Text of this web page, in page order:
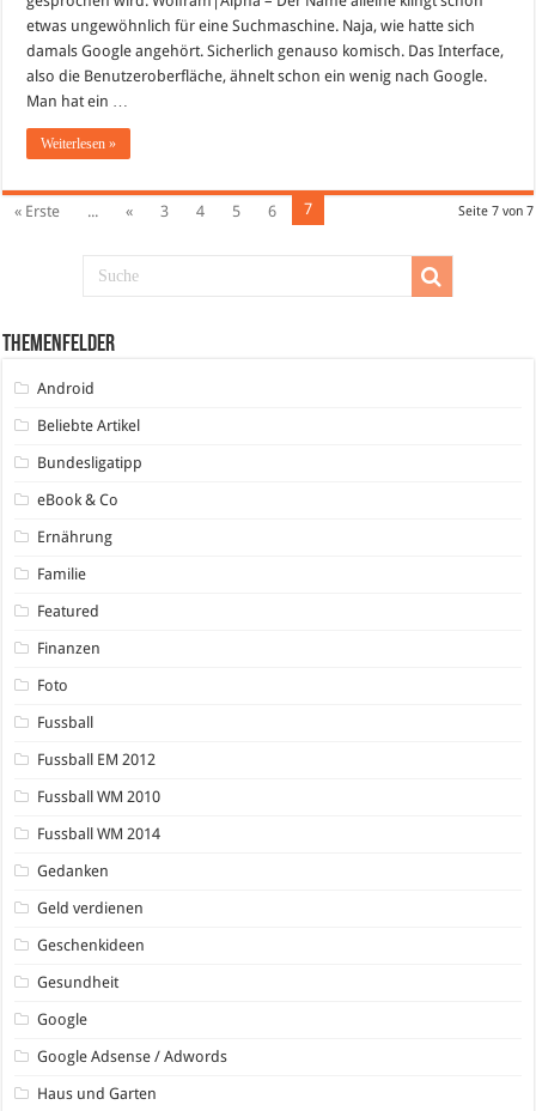
Suchmaschine
etwas ungewöhnlich für eine Suchmaschine. Naja, wie hatte sich
damals Google angehört. Sicherlich genauso komisch. Das Interface,
also die Benutzeroberfläche, ähnelt schon ein wenig nach Google.
Man hat ein …
Weiterlesen »
Seite 7 von 7
« Erste ... « 3 4 5 6 7
Themenfelder
Android
Beliebte Artikel
Bundesligatipp
eBook & Co
Ernährung
Familie
Featured
Finanzen
Foto
Fussball
Fussball EM 2012
Fussball WM 2010
Fussball WM 2014
Gedanken
Geld verdienen
Geschenkideen
Gesundheit
Google
Google Adsense / Adwords
Haus und Garten